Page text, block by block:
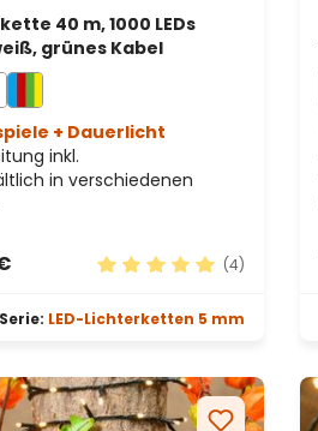
40 m, 1000 LEDs
grünes Kabel
+ Dauerlicht
inkl.
in verschiedenen
(4)
Serie: LED-Lichterketten 5 mm